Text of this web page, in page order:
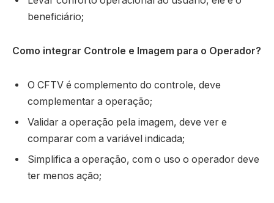
beneficiário;
Como integrar Controle e Imagem para o Operador?
O CFTV é complemento do controle, deve
complementar a operação;
Validar a operação pela imagem, deve ver e
comparar com a variável indicada;
Simplifica a operação, com o uso o operador deve
ter menos ação;